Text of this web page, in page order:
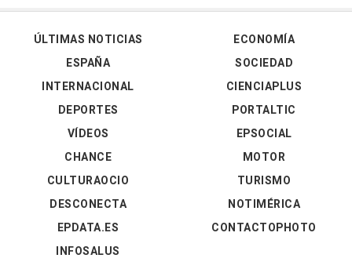
ÚLTIMAS NOTICIAS
ESPAÑA
INTERNACIONAL
DEPORTES
VÍDEOS
ECONOMÍA
SOCIEDAD
CIENCIAPLUS
PORTALTIC
EPSOCIAL
CHANCE
CULTURAOCIO
DESCONECTA
EPDATA.ES
INFOSALUS
MOTOR
TURISMO
NOTIMÉRICA
CONTACTOPHOTO